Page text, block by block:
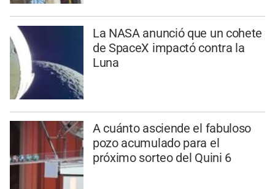
La NASA anunció que un cohete
de SpaceX impactó contra la
Luna
A cuánto asciende el fabuloso
pozo acumulado para el
próximo sorteo del Quini 6